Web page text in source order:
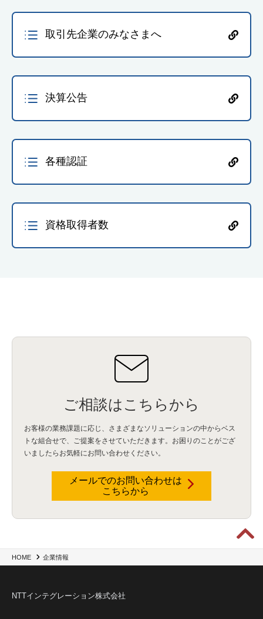
HOME 企業情報
取引先企業のみなさまへ
決算公告
各種認証
資格取得者数
ご相談はこちらから
お客様の業務課題に応じ、さまざまなソリューションの中からベス
トな組合せで、
ご提案をさせていただきます。お困りのことがござ
いましたらお気軽にお問い合わせください。
メールでのお問い合わせは
こちらから
NTTインテグレーション株式会社